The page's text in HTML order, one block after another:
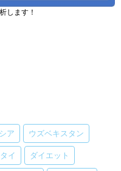
します！
ア ウズベキスタン
タイ ダイエット